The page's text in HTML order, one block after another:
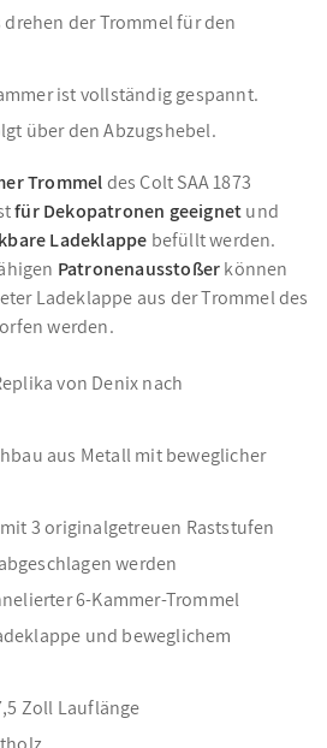
der Trommel für den
ist vollständig gespannt.
über den Abzugshebel.
Trommeldes Colt SAA 1873
für Dekopatronen geeignetund
Ladeklappe befüllt werden.
Patronenausstoßerkönnen
Ladeklappe aus der Trommel des
werden.
von Denix nach
aus Metall mit beweglicher
3 originalgetreuen Raststufen
werden
6-Kammer-Trommel
und beweglichem
Zoll Lauflänge